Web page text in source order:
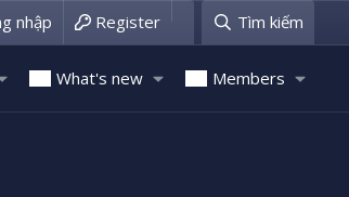
nhập Register Tìm kiếm
What's new Members